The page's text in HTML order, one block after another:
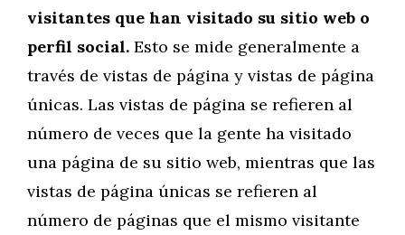
visitantes que han visitado su sitio web o
perfil social. Esto se mide generalmente a
través de vistas de página y vistas de página
únicas. Las vistas de página se refieren al
número de veces que la gente ha visitado
una página de su sitio web, mientras que las
vistas de página únicas se refieren al
número de páginas que el mismo visitante